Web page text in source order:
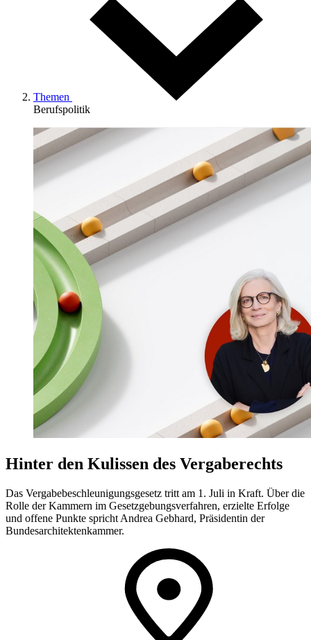
Themen
Berufspolitik
Hinter den Kulissen des Vergaberechts
Das Vergabebeschleunigungsgesetz tritt am 1. Juli in Kraft. Über die
Rolle der Kammern im Gesetzgebungsverfahren, erzielte Erfolge
und offene Punkte spricht Andrea Gebhard, Präsidentin der
Bundesarchitektenkammer.